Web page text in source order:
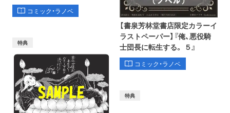
コミック・ラノベ
【書泉芳林堂書店限定カラーイ
ラストペーパー】『俺、悪役騎
士団長に転生する。 ５』
コミック・ラノベ
特典
特典